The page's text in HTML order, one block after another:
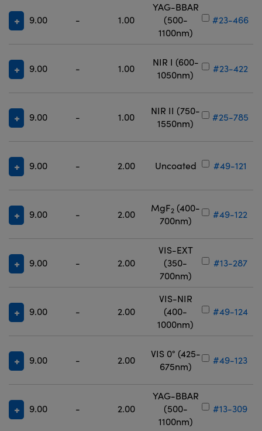
9.00 - 1.00
YAG-BBAR
(500-
1100nm)
#23-466
9.00 - 1.00
NIR I (600-
1050nm)
#23-422
9.00 - 1.00
NIR II (750-
1550nm)
#25-785
9.00 - 2.00 Uncoated #49-121
9.00 - 2.00
MgF2 (400-
700nm)
#49-122
9.00 - 2.00
VIS-EXT
(350-
700nm)
#13-287
9.00 - 2.00
VIS-NIR
(400-
1000nm)
#49-124
9.00 - 2.00
VIS 0° (425-
675nm)
#49-123
9.00 - 2.00
YAG-BBAR
(500-
1100nm)
#13-309